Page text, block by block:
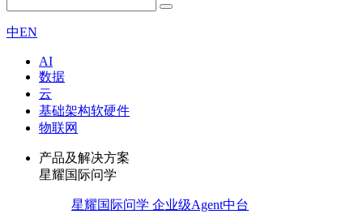
中EN
AI
数据
云
基础架构软硬件
物联网
产品及解决方案
星耀国际问学
星耀国际问学 企业级Agent中台